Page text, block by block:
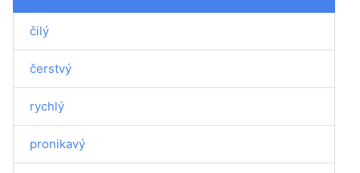
čilý
čerstvý
rychlý
pronikavý